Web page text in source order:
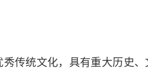
传统文化，具有重大历史、